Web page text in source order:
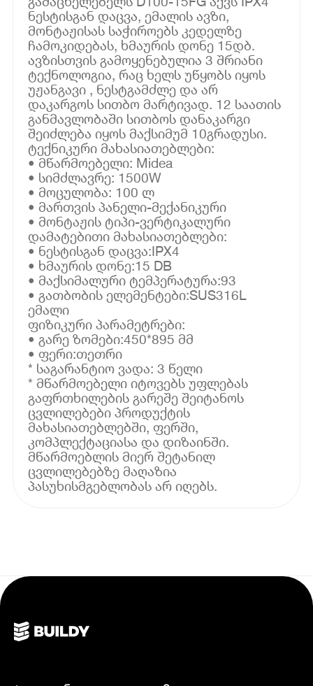
ნესტისგან დაცვა, ემალის ავზი,
მონტაჟისას საჭიროებს კედელზე
ჩამოკიდებას, ხმაურის დონე 15დბ.
ავზისთვის გამოყენებულია 3 შრიანი
ტექნოლოგია, რაც ხელს უწყობს იყოს
უჟანგავი , ნესტგამძლე და არ
დაკარგოს სითბო მარტივად. 12 საათის
განმავლობაში სითბოს დანაკარგი
შეიძლება იყოს მაქსიმუმ 10გრადუსი.
ტექნიკური მახასიათებლები:
• მწარმოებელი: Midea
• სიმძლავრე: 1500W
• მოცულობა: 100 ლ
• მართვის პანელი-მექანიკური
• მონტაჟის ტიპი-ვერტიკალური
დამატებითი მახასიათებლები:
• ნესტისგან დაცვა:IPX4
• ხმაურის დონე:15 DB
• მაქსიმალური ტემპერატურა:93
• გათბობის ელემენტები:SUS316L
ემალი
ფიზიკური პარამეტრები:
• გარე ზომები:450*895 მმ
• ფერი:თეთრი
* საგარანტიო ვადა: 3 წელი
* მწარმოებელი იტოვებს უფლებას
გაფრთხილების გარეშე შეიტანოს
ცვლილებები პროდუქტის
მახასიათებლებში, ფერში,
კომპლექტაციასა და დიზაინში.
მწარმოებლის მიერ შეტანილ
ცვლილებებზე მაღაზია
პასუხისმგებლობას არ იღებს.